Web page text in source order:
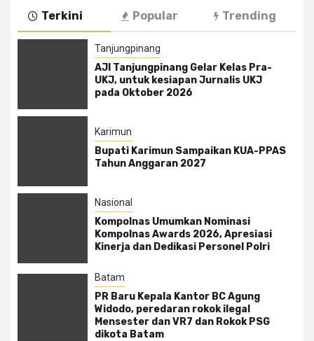
Terkini Popular Trending
Tanjungpinang
AJI Tanjungpinang Gelar Kelas Pra-
UKJ, untuk kesiapan Jurnalis UKJ
pada Oktober 2026
Karimun
Bupati Karimun Sampaikan KUA-PPAS
Tahun Anggaran 2027
Nasional
Kompolnas Umumkan Nominasi
Kompolnas Awards 2026, Apresiasi
Kinerja dan Dedikasi Personel Polri
Batam
PR Baru Kepala Kantor BC Agung
Widodo, peredaran rokok ilegal
Mensester dan VR7 dan Rokok PSG
dikota Batam